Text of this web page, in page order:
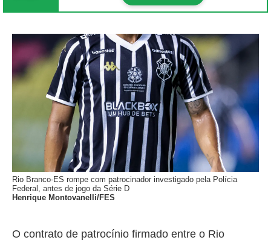
Rio Branco-ES rompe com patrocinador investigado pela Polícia
Federal, antes de jogo da Série D
Henrique Montovanelli/FES
O contrato de patrocínio firmado entre o Rio